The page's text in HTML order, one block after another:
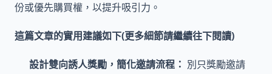
份或優先購買權，以提升吸引力。
這篇文章的實用建議如下(更多細節請繼續往下閱讀)
設計雙向誘人獎勵，簡化邀請流程： 別只獎勵邀請